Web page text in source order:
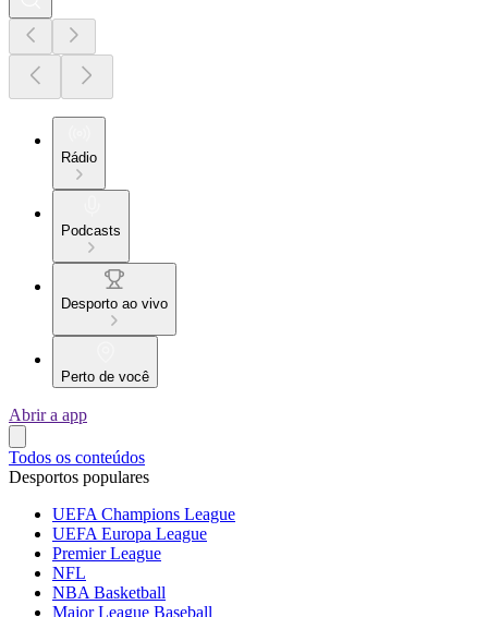
Rádio
Podcasts
Desporto ao vivo
Perto de você
Abrir a app
Todos os conteúdos
Desportos populares
UEFA Champions League
UEFA Europa League
Premier League
NFL
NBA Basketball
Major League Baseball